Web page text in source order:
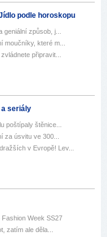
podle horoskopu
způsob, j...
moučníky, které m...
připravit...
seriály
poštípaly štěnice...
úsvitu ve 300...
v Evropě! Lev...
Week SS27
zatím ale děla...